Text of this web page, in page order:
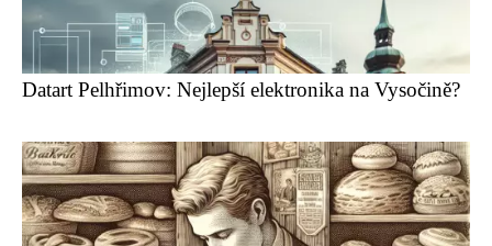
Datart Pelhřimov: Nejlepší elektronika na Vysočině?